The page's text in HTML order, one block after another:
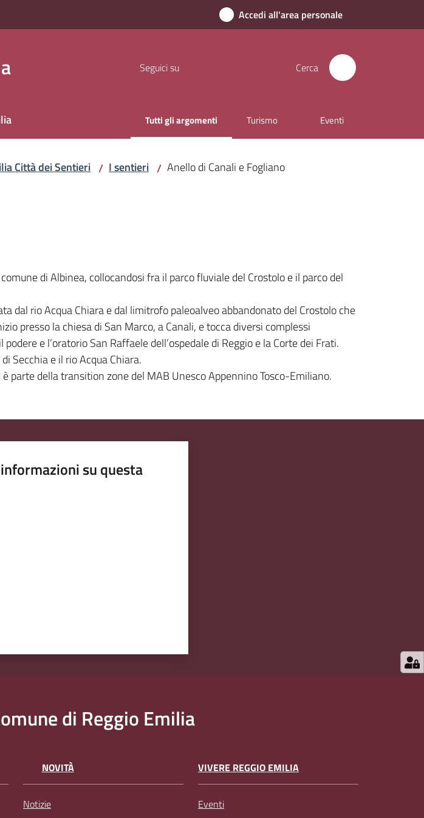
Accedi all'area personale
Seguici su Cerca
Tutti gli argomenti
Menu selezionato Turismo Eventi
Città dei Sentieri / I sentieri / Anello di Canali e Fogliano
di Albinea, collocandosi fra il parco fluviale del Crostolo e il parco del
rio Acqua Chiara e dal limitrofo paleoalveo abbandonato del Crostolo che
presso la chiesa di San Marco, a Canali, e tocca diversi complessi
e l’oratorio San Raffaele dell’ospedale di Reggio e la Corte dei Frati.
Secchia e il rio Acqua Chiara.
parte della transition zone del MAB Unesco Appennino Tosco-Emiliano.
su questa
di Reggio Emilia
NOVITÀ
Notizie
VIVERE REGGIO EMILIA
Eventi